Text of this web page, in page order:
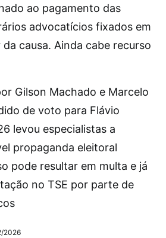
ao pagamento das
advocatícios fixados em
causa. Ainda cabe recurso
Gilson Machado e Marcelo
de voto para Flávio
levou especialistas a
propaganda eleitoral
pode resultar em multa e já
no TSE por parte de
2026